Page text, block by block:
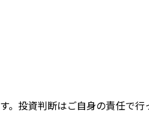
投資判断はご自身の責任で行